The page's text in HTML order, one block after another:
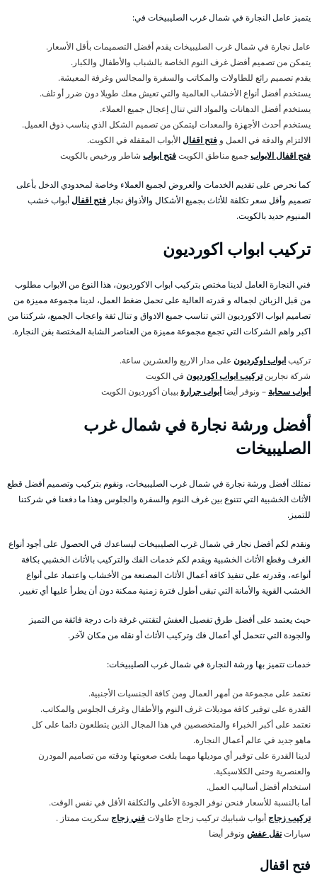
يتميز عامل النجارة في شمال غرب الصليبيخات في:
عامل نجارة في شمال غرب الصليبيخات يقدم أفضل التصميمات بأقل الأسعار.
يتمكن من تصميم أفضل غرف النوم الخاصة بالشباب والأطفال والكبار.
يقدم تصميم رائع للطاولات والمكاتب والسفرة والمجالس وغرفة المعيشة.
يستخدم أفضل أنواع الأخشاب العالمية والتي تعيش معك طويلا دون ضرر أو تلف.
يستخدم أفضل الدهانات والمواد التي تنال إعجال جميع العملاء.
يستخدم أحدث الأجهزة والمعدات ليتمكن من تصميم الشكل الذي يناسب ذوق العميل.
الالتزام والدقة في العمل و فتح اقفالالأبواب المقفلة في الكويت.
فتح اقفال الابوابجميع مناطق الكويتفتح ابواب شاطر ورخيص بالكويت
كما نحرص على تقديم الخدمات والعروض لجميع العملاء وخاصة لمحدودي الدخل بأعلى
تصميم وأقل سعر تكلفة للأثاث بجميع الأشكال والأذواق نجار فتح اقفالأبواب خشب
المنيوم حديد بالكويت.
تركيب ابواب اكورديون
فني النجارة العامل لدينا مختص بتركيب ابواب الاكورديون، هذا النوع من الابواب مطلوب
من قبل الزبائن لجماله و قدرته العالية على تحمل ضغط العمل، لدينا مجموعة مميزة من
تصاميم ابواب الاكورديون التي تناسب جميع الاذواق و تنال ثقة واعجاب الجميع، شركتنا من
اكبر واهم الشركات التي تجمع مجموعة مميزة من العناصر الشابة المختصة بفن النجارة.
تركيبابواب اوكرديون على مدار الاربع والعشرين ساعة.
شركة نجارينتركيب ابواب اكورديون في الكويت
أبواب سحابة – ونوفر أيضاأبواب جرارةبيبان أكورديون الكويت
أفضل ورشة نجارة في شمال غرب
الصليبيخات
نمتلك أفضل ورشة نجارة في شمال غرب الصليبيخات، ونقوم بتركيب وتصميم أفضل قطع
الأثاث الخشبية التي تتنوع بين غرف النوم والسفرة والجلوس وهذا ما دفعنا في شركتنا
للتميز.
ونقدم لكم أفضل نجار في شمال غرب الصليبيخات ليساعدك في الحصول على أجود أنواع
الغرف وقطع الأثاث الخشبية ويقدم لكم خدمات الفك والتركيب بالأثاث الخشبي بكافة
أنواعه، وقدرته على تنفيذ كافة أعمال الأثاث المصنعة من الأخشاب واعتماد على أنواع
الخشب القوية والأمانة التي تبقى أطول فترة زمنية ممكنة دون أن يطرأ عليها أي تغيير.
حيث يعتمد على أفضل طرق تفصيل العفش لتقتني غرفة ذات درجة فائقة من التميز
والجودة التي تتحمل أي أعمال فك وتركيب الأثاث أو نقله من مكان لآخر.
خدمات تتميز بها ورشة النجارة في شمال غرب الصليبيخات:
نعتمد على مجموعة من أمهر العمال ومن كافة الجنسيات الأجنبية.
القدرة على توفير كافة موديلات غرف النوم والأطفال وغرف الجلوس والمكاتب.
نعتمد على أكبر الخبراء والمتخصصين في هذا المجال الذين يتطلعون دائما على كل
ماهو جديد في عالم أعمال النجارة.
لدينا القدرة على توفير أي موديلها مهما بلغت صعوبتها ودقته من تصاميم المودرن
والعنصرية وحتى الكلاسيكية.
استخدام أفضل أساليب العمل.
أما بالنسبة للأسعار فنحن نوفر الجودة الأعلى والتكلفة الأقل في نفس الوقت.
تركيب زجاج أبواب شبابيك تركيب زجاج طاولاتفني زجاج سكريت ممتاز .
سياراتنقل عفش ونوفر أيضا
فتح اقفال